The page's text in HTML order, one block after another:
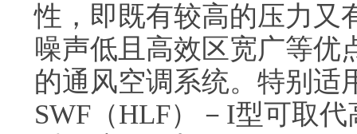
性，即既有较高的压力又
噪声低且高效区宽广等优
的通风空调系统。特别适
SWF（HLF）－I型可取